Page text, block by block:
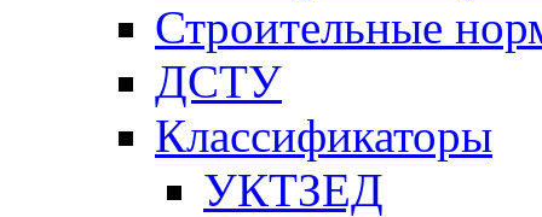
Строительные
ДСТУ
Классификаторы
УКТЗЕД